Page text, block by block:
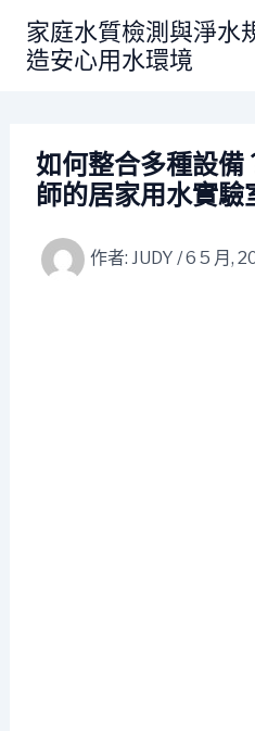
家庭水質檢測與淨水
造安心用水環境
如何整合多種設
師的居家用水實驗
作者: JUDY /6 5 月,